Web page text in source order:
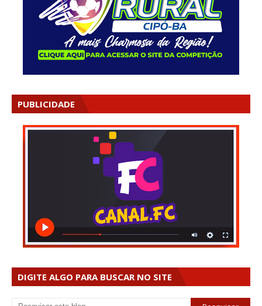
PUBLICIDADE
DIGITE ALGO PARA BUSCAR NO SITE